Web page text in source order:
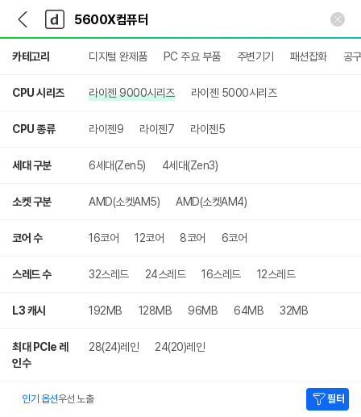
다
나
와
가
기
다
와
메
인
카테고리 디지털 완제품 PC 주요 부품 주변기기 패션잡화 공
CPU 시리즈 라이젠 9000시리즈 라이젠 5000시리즈
CPU 종류 라이젠9 라이젠7 라이젠5
세대 구분 6세대(Zen5) 4세대(Zen3)
소켓 구분 AMD(소켓AM5) AMD(소켓AM4)
코어 수 16코어 12코어 8코어 6코어
스레드 수 32스레드 24스레드 16스레드 12스레드
L3 캐시 192MB 128MB 96MB 64MB 32MB
최대 PCIe 레
인수
28(24)레인 24(20)레인
인기 옵션우선 노출 필터